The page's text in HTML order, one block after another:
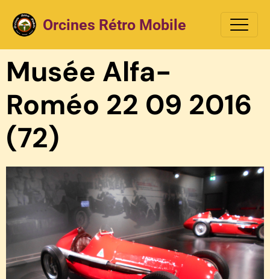
Orcines Rétro Mobile
Musée Alfa-
Roméo 22 09 2016
(72)